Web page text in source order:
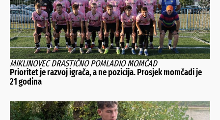
MIKLINOVEC DRASTIČNO POMLADIO MOMČAD
Prioritet je razvoj igrača, a ne pozicija. Prosjek momčadi je
21 godina